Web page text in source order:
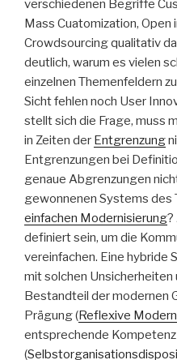
verschiedenen Begriffe
Mass Cuatomization, Open
Crowdsourcing qualitativ
deutlich, warum es vielen
einzelnen Themenfeldern
Sicht fehlen noch User
stellt sich die Frage, muss
in Zeiten der Entgrenzung
Entgrenzungen bei
genaue Abgrenzungen
gewonnenen Systems des
einfachen Modernisierung?
definiert sein, um die
vereinfachen. Eine hybride
mit solchen Unsicherheiten
Bestandteil der modernen
Prägung (Reflexive
entsprechende Kompetenz
(